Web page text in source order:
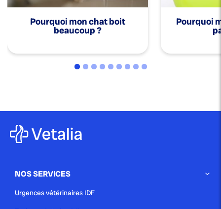
Pourquoi mon chat boit
beaucoup ?
Pourquoi
NOS SERVICES
Urgences vétérinaires IDF